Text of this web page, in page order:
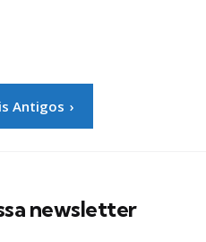
Antigos
newsletter